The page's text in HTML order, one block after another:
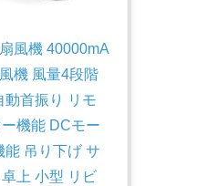
風機 40000mA
機 風量4段階
動首振り リモ
機能 DCモー
能 吊り下げ サ
上 小型 リビ